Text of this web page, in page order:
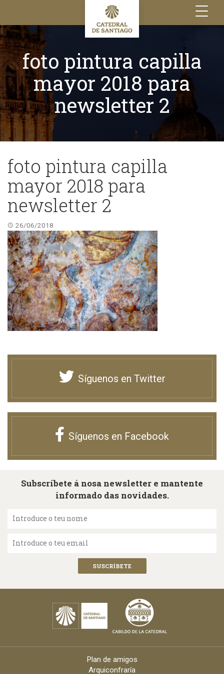
Toggle
navigation
foto pintura capilla
mayor 2018 para
newsletter 2
foto pintura capilla
mayor 2018 para
newsletter 2
26/06/2018
Síguenos en Twitter
Síguenos en Facebook
Subscríbete á nosa newsletter e mantente
informado das novidades.
Introduce o teu nome
Introduce o teu email
Plan de amigos
Arquiconfraría